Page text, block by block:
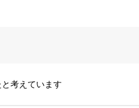
考えています